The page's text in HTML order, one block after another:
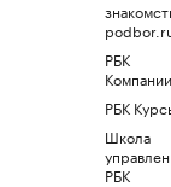
РБК
Компании
РБК
Школа
РБК